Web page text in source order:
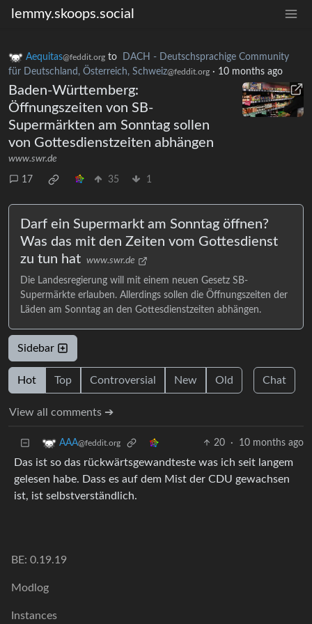
lemmy.skoops.social
Aequitas@feddit.org to
DACH - Deutschsprachige Community
für Deutschland, Österreich, Schweiz@feddit.org · 10 months ago
Baden-Württemberg:
Öffnungszeiten von SB-
Supermärkten am Sonntag sollen
von Gottesdienstzeiten abhängen
www.swr.de
17 35 1
Darf ein Supermarkt am Sonntag öffnen?
Was das mit den Zeiten vom Gottesdienst
zu tun hat www.swr.de
Die Landesregierung will mit einem neuen Gesetz SB-
Supermärkte erlauben. Allerdings sollen die Öffnungszeiten der
Läden am Sonntag an den Gottesdienstzeiten abhängen.
Sidebar
Hot Top Controversial New Old Chat
View all comments ➔
AAA@feddit.org 20 · 10 months ago
Das ist so das rückwärtsgewandteste was ich seit langem
gelesen habe. Dass es auf dem Mist der CDU gewachsen
ist, ist selbstverständlich.
BE: 0.19.19
Modlog
Instances